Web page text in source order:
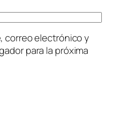
correo electrónico y
para la próxima